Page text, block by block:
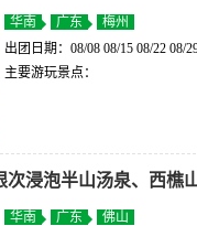
华南 广东
梅州
出团日期：08/08 08/15 08/22 08/
主要游玩景点：
次浸泡半山汤泉、西
华南 广东
佛山